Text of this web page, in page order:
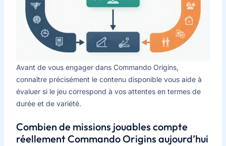
Avant de vous engager dans Commando Origins,
connaître précisément le contenu disponible vous aide à
évaluer si le jeu correspond à vos attentes en termes de
durée et de variété.
Combien de missions jouables compte
réellement Commando Origins aujourd’hui